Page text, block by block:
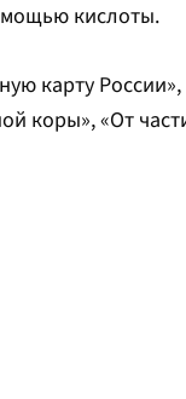
кислоты.
карту России»,
коры», «От